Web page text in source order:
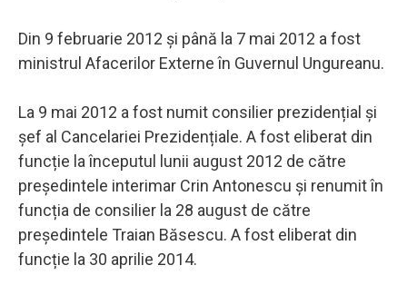
Din 9 februarie 2012 și până la 7 mai 2012 a fost
ministrul Afacerilor Externe în Guvernul Ungureanu.
La 9 mai 2012 a fost numit consilier prezidențial și
șef al Cancelariei Prezidențiale. A fost eliberat din
funcție la începutul lunii august 2012 de către
președintele interimar Crin Antonescu și renumit în
funcția de consilier la 28 august de către
președintele Traian Băsescu. A fost eliberat din
funcție la 30 aprilie 2014.